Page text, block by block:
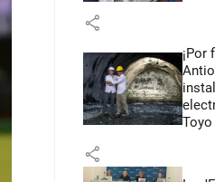
share
¡Por
Toyo
share